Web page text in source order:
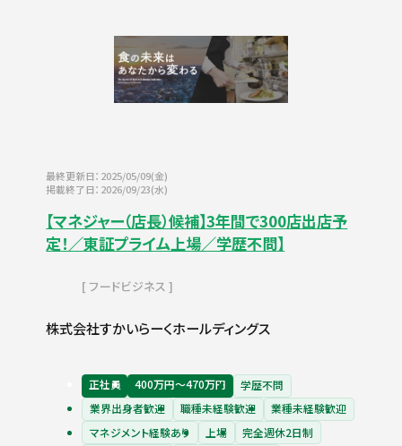
最終更新日：2025/05/09(金)
掲載終了日：2026/09/23(水)
【マネジャー（店長）候補】3年間で300店出店予
定！／東証プライム上場／学歴不問】
フードビジネス
株式会社すかいらーくホールディングス
正社員 400万円〜470万円
学歴不問
業界出身者歓迎
職種未経験歓迎
業種未経験歓迎
マネジメント経験あり
上場
完全週休2日制